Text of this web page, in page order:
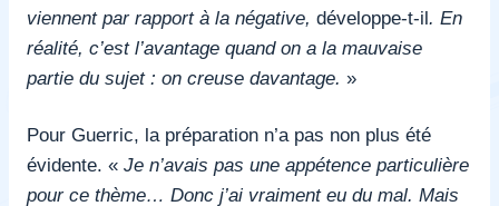
viennent par rapport à la négative, développe-t-il. En
réalité, c’est l’avantage quand on a la mauvaise
partie du sujet : on creuse davantage. »
Pour Guerric, la préparation n’a pas non plus été
évidente. « Je n’avais pas une appétence particulière
pour ce thème… Donc j’ai vraiment eu du mal. Mais